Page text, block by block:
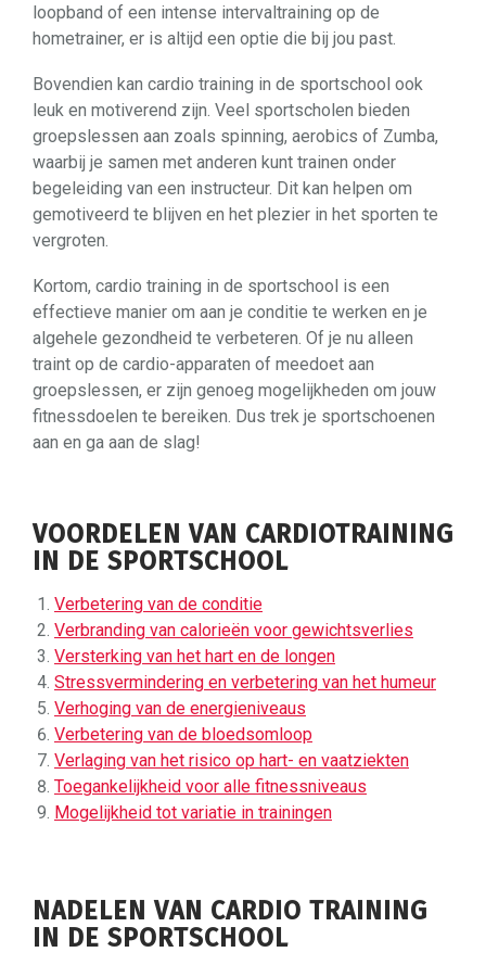
loopband of een intense intervaltraining op de
hometrainer, er is altijd een optie die bij jou past.
Bovendien kan cardio training in de sportschool ook
leuk en motiverend zijn. Veel sportscholen bieden
groepslessen aan zoals spinning, aerobics of Zumba,
waarbij je samen met anderen kunt trainen onder
begeleiding van een instructeur. Dit kan helpen om
gemotiveerd te blijven en het plezier in het sporten te
vergroten.
Kortom, cardio training in de sportschool is een
effectieve manier om aan je conditie te werken en je
algehele gezondheid te verbeteren. Of je nu alleen
traint op de cardio-apparaten of meedoet aan
groepslessen, er zijn genoeg mogelijkheden om jouw
fitnessdoelen te bereiken. Dus trek je sportschoenen
aan en ga aan de slag!
VOORDELEN VAN CARDIOTRAINING
IN DE SPORTSCHOOL
Verbetering van de conditie
Verbranding van calorieën voor gewichtsverlies
Versterking van het hart en de longen
Stressvermindering en verbetering van het humeur
Verhoging van de energieniveaus
Verbetering van de bloedsomloop
Verlaging van het risico op hart- en vaatziekten
Toegankelijkheid voor alle fitnessniveaus
Mogelijkheid tot variatie in trainingen
NADELEN VAN CARDIO TRAINING
IN DE SPORTSCHOOL